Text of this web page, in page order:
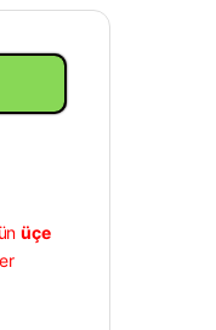
üçe